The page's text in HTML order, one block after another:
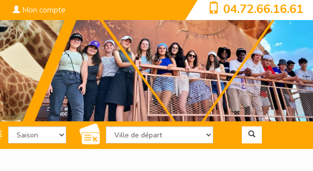
Mon compte 04.72.66.16.61